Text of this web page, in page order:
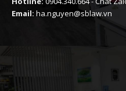
Email: ha.nguyen@sblaw.vn